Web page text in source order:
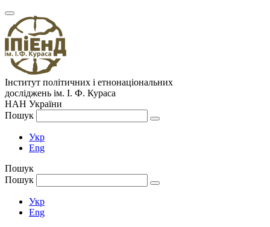
Інститут політичних і етнонаціональних
досліджень ім. І. Ф. Кураса
НАН України
Пошук
Укр
Eng
Пошук
Пошук
Укр
Eng